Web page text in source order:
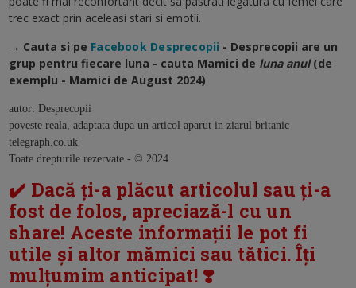
trec exact prin aceleasi stari si emotii.
→ Cauta si pe Facebook Desprecopii - Desprecopii are un
grup pentru fiecare luna - cauta Mamici de luna anul (de
exemplu - Mamici de August 2024)
autor: Desprecopii
poveste reala, adaptata dupa un articol aparut in ziarul britanic
telegraph.co.uk
Toate drepturile rezervate - © 2024
✔️ Dacă ți-a plăcut articolul sau ți-a
fost de folos, apreciază-l cu un
share! Aceste informații le pot fi
utile și altor mămici sau tătici. Îți
mulțumim anticipat! ❣️